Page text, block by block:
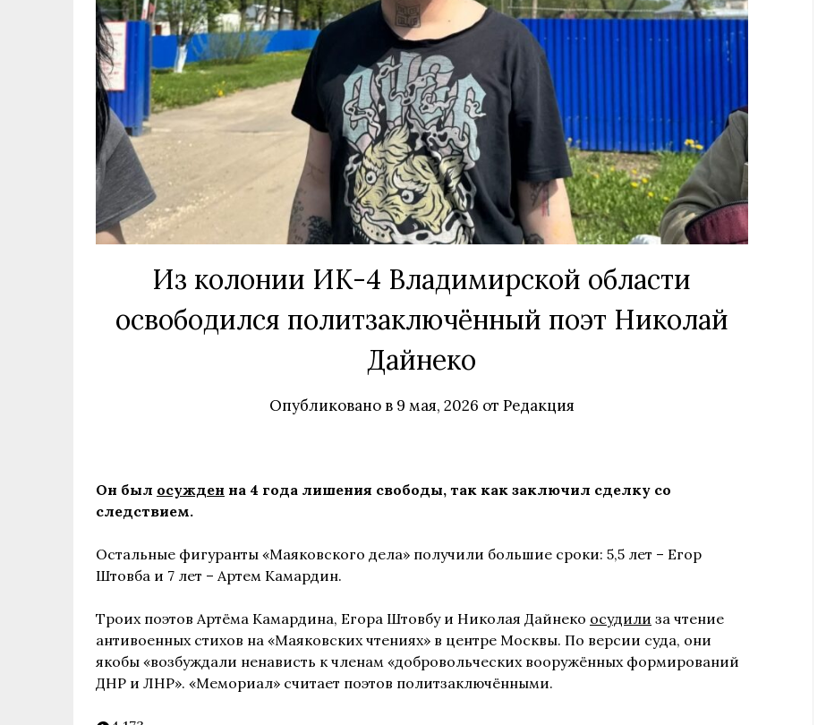
Из колонии ИК-4 Владимирской области
освободился политзаключённый поэт Николай
Дайнеко
Опубликовано в 9 мая, 2026 от Редакция
Он был осужден на 4 года лишения свободы, так как заключил сделку со
следствием.
Остальные фигуранты «Маяковского дела» получили большие сроки: 5,5 лет – Егор
Штовба и 7 лет – Артем Камардин.
Троих поэтов Артёма Камардина, Егора Штовбу и Николая Дайнеко осудили за чтение
антивоенных стихов на «Маяковских чтениях» в центре Москвы. По версии суда, они
якобы «возбуждали ненависть к членам «добровольческих вооружённых формирований
ДНР и ЛНР». «Мемориал» считает поэтов политзаключёнными.